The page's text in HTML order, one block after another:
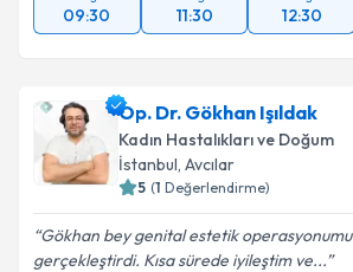
09:30 11:30 12:30
Op. Dr. Gökhan Işıldak
Kadın Hastalıkları ve Doğum
İstanbul, Avcılar
5 (1 Değerlendirme)
Gökhan bey genital estetik operasyonumu
gerçekleştirdi. Kısa sürede iyileştim ve...